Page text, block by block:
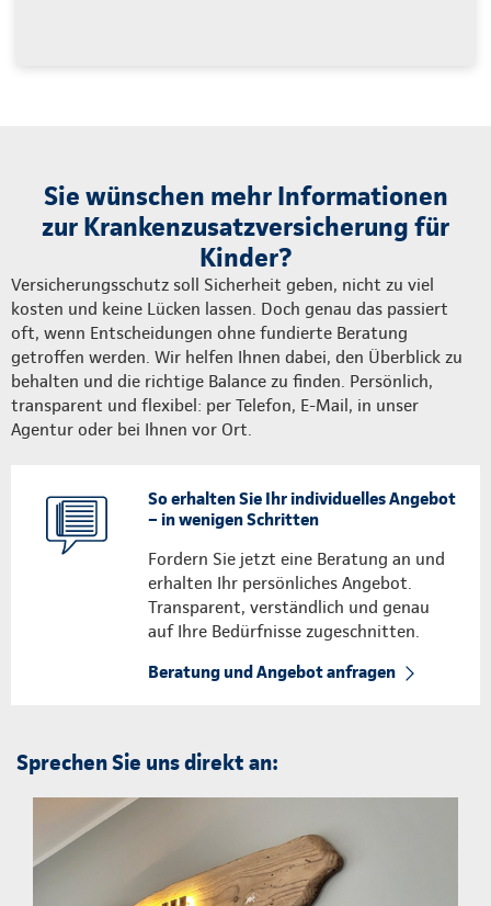
Sie wünschen mehr Informationen
zur Krankenzusatzversicherung für
Kinder?
Versicherungsschutz soll Sicherheit geben, nicht zu viel
kosten und keine Lücken lassen. Doch genau das passiert
oft, wenn Entscheidungen ohne fundierte Beratung
getroffen werden. Wir helfen Ihnen dabei, den Überblick zu
behalten und die richtige Balance zu finden. Persönlich,
transparent und flexibel: per Telefon, E-Mail, in unser
Agentur oder bei Ihnen vor Ort.
So erhalten Sie Ihr individuelles Angebot
– in wenigen Schritten
Fordern Sie jetzt eine Beratung an und
erhalten Ihr persönliches Angebot.
Transparent, verständlich und genau
auf Ihre Bedürfnisse zugeschnitten.
Beratung und Angebot anfragen
Sprechen Sie uns direkt an: